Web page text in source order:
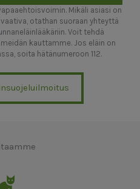
Mikäli asiasi on
otathan suoraan yhteyttä
Voit tehdä
kauttamme. Jos eläin on
soita hätänumeroon 112.